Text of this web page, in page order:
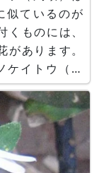
似ているのが
ものには、
あります。
ケイトウ（野
サカケイトウ
などがありま